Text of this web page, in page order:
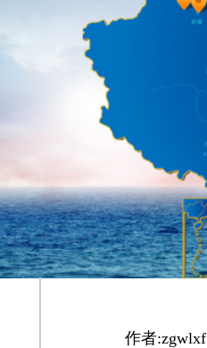
作者:zgwlxf